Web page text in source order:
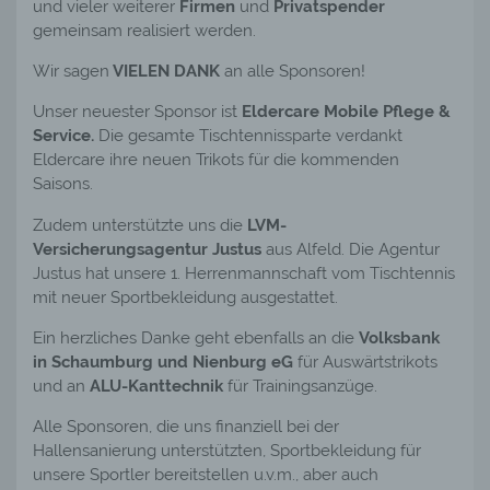
und vieler weiterer Firmen und Privatspender
gemeinsam realisiert werden.
Wir sagen VIELEN DANK an alle Sponsoren!
Unser neuester Sponsor ist Eldercare Mobile Pflege &
Service. Die gesamte Tischtennissparte verdankt
Eldercare ihre neuen Trikots für die kommenden
Saisons.
Zudem unterstützte uns die LVM-
Versicherungsagentur Justus aus Alfeld. Die Agentur
Justus hat unsere 1. Herrenmannschaft vom Tischtennis
mit neuer Sportbekleidung ausgestattet.
Ein herzliches Danke geht ebenfalls an dieVolksbank
in Schaumburg und Nienburg eG für Auswärtstrikots
und anALU-Kanttechnik für Trainingsanzüge.
Alle Sponsoren, die uns finanziell bei der
Hallensanierung unterstützten, Sportbekleidung für
unsere Sportler bereitstellen u.v.m., aber auch
Verarbeitung Verantwortlichen verarbeitet werden.
c) Verarbeitung
Verarbeitung ist jeder mit oder ohne Hilfe
automatisierter Verfahren ausgeführte Vorgang
oder jede solche Vorgangsreihe im
Zusammenhang mit personenbezogenen Daten
wie das Erheben, das Erfassen, die Organisation,
Veränderung, das Auslesen, das Abfragen, die
Verwendung, die Offenlegung durch Übermittlung,
Bereitstellung, den Abgleich oder die Verknüpfung,
die Einschränkung, das Löschen oder die
Vernichtung.
Einschränkung der Verarbeitung ist die Markierung
gespeicherter personenbezogener Daten mit dem
Ziel, ihre künftige Verarbeitung einzuschränken.
Profiling ist jede Art der automatisierten
Verarbeitung personenbezogener Daten, die darin
besteht, dass diese personenbezogenen Daten